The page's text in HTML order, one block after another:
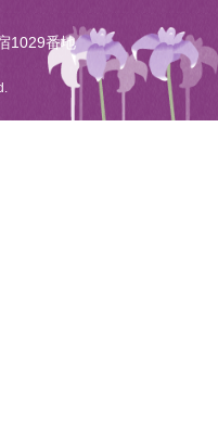
1029番地